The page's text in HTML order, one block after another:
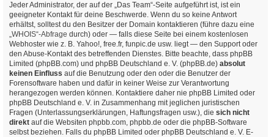
Jeder Administrator, der auf der „Das Team“-Seite aufgeführt ist, ist ein
geeigneter Kontakt für deine Beschwerde. Wenn du so keine Antwort
erhältst, solltest du den Besitzer der Domain kontaktieren (führe dazu eine
„WHOIS“-Abfrage durch) oder — falls diese Seite bei einem kostenlosen
Webhoster wie z. B. Yahoo!, free.fr, funpic.de usw. liegt — den Support oder
den Abuse-Kontakt des betreffenden Dienstes. Bitte beachte, dass phpBB
Limited (phpBB.com) und phpBB Deutschland e. V. (phpBB.de) absolut
keinen Einfluss auf die Benutzung oder den oder die Benutzer der
Forensoftware haben und dafür in keiner Weise zur Verantwortung
herangezogen werden können. Kontaktiere daher nie phpBB Limited oder
phpBB Deutschland e. V. in Zusammenhang mit jeglichen juristischen
Fragen (Unterlassungserklärungen, Haftungsfragen usw.), die sich nicht
direkt auf die Websiten phpbb.com, phpbb.de oder die phpBB-Software
selbst beziehen. Falls du phpBB Limited oder phpBB Deutschland e. V. E-